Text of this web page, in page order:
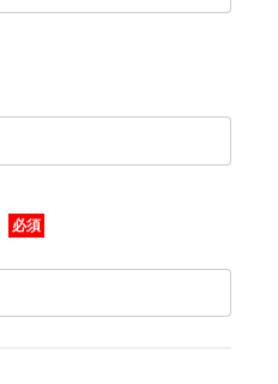
必須